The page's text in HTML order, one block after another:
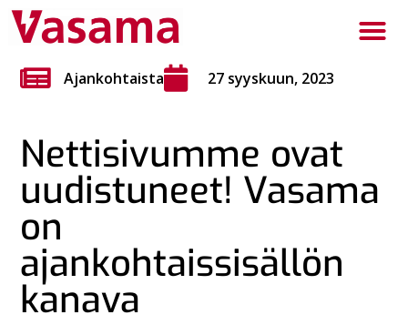
Ajankohtaista 27 syyskuun, 2023
Nettisivumme ovat
uudistuneet! Vasama
on
ajankohtaissisällön
kanava